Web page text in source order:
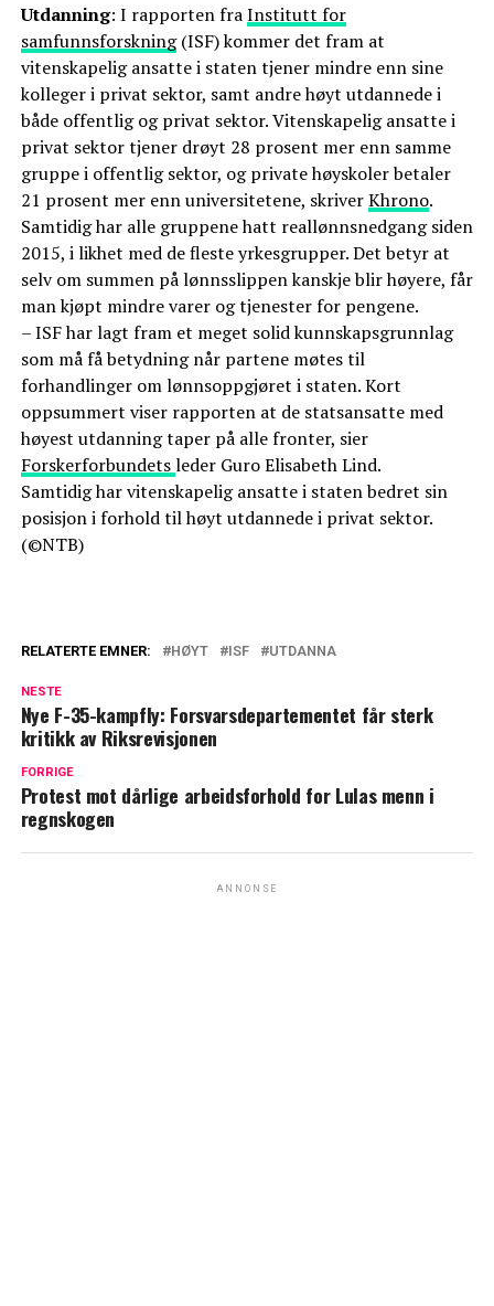
Utdanning: I rapporten fraInstitutt for
samfunnsforskning(ISF) kommer det fram at
vitenskapelig ansatte i staten tjener mindre enn sine
kolleger i privat sektor, samt andre høyt utdannede i
både offentlig og privat sektor. Vitenskapelig ansatte i
privat sektor tjener drøyt 28 prosent mer enn samme
gruppe i offentlig sektor, og private høyskoler betaler
21 prosent mer enn universitetene, skriverKhrono.
Samtidig har alle gruppene hatt reallønnsnedgang siden
2015, i likhet med de fleste yrkesgrupper. Det betyr at
selv om summen på lønnsslippen kanskje blir høyere, får
man kjøpt mindre varer og tjenester for pengene.
– ISF har lagt fram et meget solid kunnskapsgrunnlag
som må få betydning når partene møtes til
forhandlinger om lønnsoppgjøret i staten. Kort
oppsummert viser rapporten at de statsansatte med
høyest utdanning taper på alle fronter, sier
Forskerforbundetsleder Guro Elisabeth Lind.
Samtidig har vitenskapelig ansatte i staten bedret sin
posisjon i forhold til høyt utdannede i privat sektor.
(©NTB)
RELATERTE EMNER: HØYT ISF UTDANNA
NESTE
Nye F-35-kampfly: Forsvarsdepartementet får sterk
kritikk av Riksrevisjonen
FORRIGE
Protest mot dårlige arbeidsforhold for Lulas menn i
regnskogen
ANNONSE